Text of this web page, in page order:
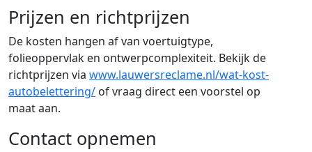
Prijzen en richtprijzen
De kosten hangen af van voertuigtype,
folieoppervlak en ontwerpcomplexiteit. Bekijk de
richtprijzen via www.lauwersreclame.nl/wat-kost-
autobelettering/ of vraag direct een voorstel op
maat aan.
Contact opnemen